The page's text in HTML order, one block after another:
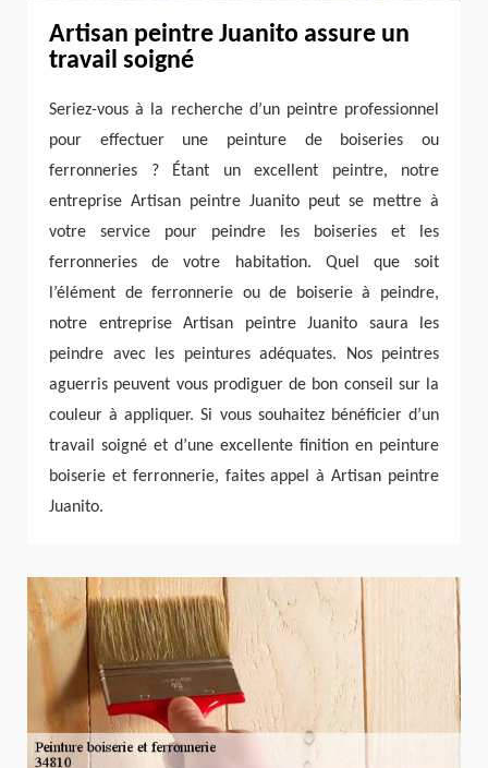
Artisan peintre Juanito assure un
travail soigné
Seriez-vous à la recherche d’un peintre professionnel
pour effectuer une peinture de boiseries ou
ferronneries ? Étant un excellent peintre, notre
entreprise Artisan peintre Juanito peut se mettre à
votre service pour peindre les boiseries et les
ferronneries de votre habitation. Quel que soit
l’élément de ferronnerie ou de boiserie à peindre,
notre entreprise Artisan peintre Juanito saura les
peindre avec les peintures adéquates. Nos peintres
aguerris peuvent vous prodiguer de bon conseil sur la
couleur à appliquer. Si vous souhaitez bénéficier d’un
travail soigné et d’une excellente finition en peinture
boiserie et ferronnerie, faites appel à Artisan peintre
Juanito.